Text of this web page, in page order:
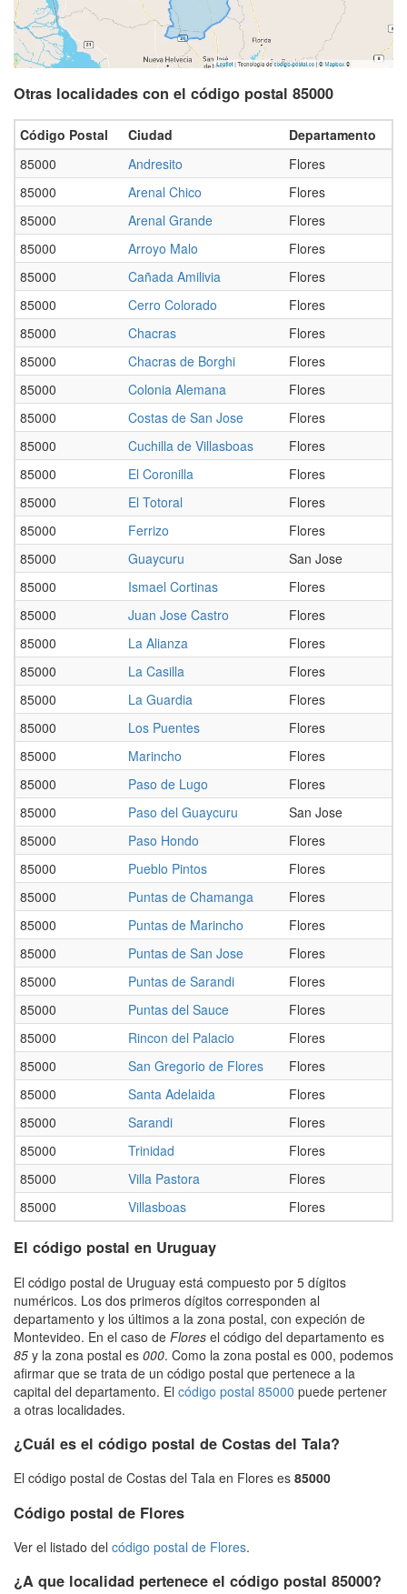
Otras localidades con el código postal 85000
Código Postal Ciudad
Departamento
85000
Andresito
Flores
85000
Arenal Chico
Flores
85000
Arenal Grande
Flores
85000
Arroyo Malo
Flores
85000
Cañada Amilivia
Flores
85000
Cerro Colorado
Flores
85000
Chacras
Flores
85000
Chacras de Borghi
Flores
85000
Colonia Alemana
Flores
85000
Costas de San Jose
Flores
85000
Cuchilla de Villasboas
Flores
85000
El Coronilla
Flores
85000
El Totoral
Flores
85000
Ferrizo
Flores
85000
Guaycuru
San Jose
85000
Ismael Cortinas
Flores
85000
Juan Jose Castro
Flores
85000
La Alianza
Flores
85000
La Casilla
Flores
85000
La Guardia
Flores
85000
Los Puentes
Flores
85000
Marincho
Flores
85000
Paso de Lugo
Flores
85000
Paso del Guaycuru
San Jose
85000
Paso Hondo
Flores
85000
Pueblo Pintos
Flores
85000
Puntas de Chamanga
Flores
85000
Puntas de Marincho
Flores
85000
Puntas de San Jose
Flores
85000
Puntas de Sarandi
Flores
85000
Puntas del Sauce
Flores
85000
Rincon del Palacio
Flores
85000
San Gregorio de Flores
Flores
85000
Santa Adelaida
Flores
85000
Sarandi
Flores
85000
Trinidad
Flores
85000
Villa Pastora
Flores
85000
Villasboas Flores
El código postal en Uruguay
El código postal de Uruguay está compuesto por 5 dígitos
numéricos. Los dos primeros dígitos corresponden al
departamento y los últimos a la zona postal, con expeción de
Montevideo. En el caso de Flores el código del departamento es
85 y la zona postal es 000. Como la zona postal es 000, podemos
afirmar que se trata de un código postal que pertenece a la
capital del departamento. El código postal 85000 puede pertener
a otras localidades.
¿Cuál es el código postal de Costas del Tala?
El código postal de Costas del Tala en Flores es 85000
Código postal de Flores
Ver el listado del código postal de Flores.
¿A que localidad pertenece el código postal 85000?